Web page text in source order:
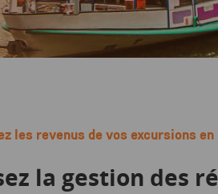
les revenus de vos excursions
la gestion des